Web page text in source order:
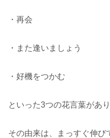
・再会
・また逢いましょう
・好機をつかむ
といった3つの花言葉があり
その由来は、まっすぐ伸び